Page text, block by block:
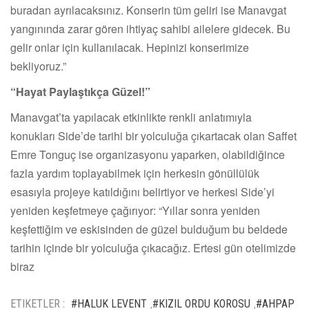
buradan ayrılacaksınız. Konserin tüm geliri ise Manavgat
yangınında zarar gören ihtiyaç sahibi ailelere gidecek. Bu
gelir onlar için kullanılacak. Hepinizi konserimize
bekliyoruz.”
“Hayat Paylaştıkça Güzel!”
Manavgat’ta yapılacak etkinlikte renkli anlatımıyla
konukları Side’de tarihi bir yolculuğa çıkartacak olan Saffet
Emre Tonguç ise organizasyonu yaparken, olabildiğince
fazla yardım toplayabilmek için herkesin gönüllülük
esasıyla projeye katıldığını belirtiyor ve herkesi Side’yi
yeniden keşfetmeye çağırıyor: “Yıllar sonra yeniden
keşfettiğim ve eskisinden de güzel bulduğum bu beldede
tarihin içinde bir yolculuğa çıkacağız. Ertesi gün otelimizde
biraz
ETIKETLER : #HALUK LEVENT #KIZIL ORDU KOROSU #AHPAP